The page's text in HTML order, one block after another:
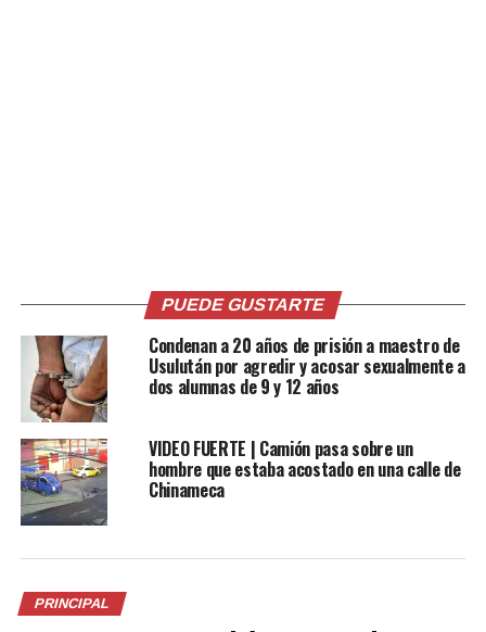
Me gusta esto:
PUEDE GUSTARTE
Condenan a 20 años de prisión a maestro de
Usulután por agredir y acosar sexualmente a
dos alumnas de 9 y 12 años
VIDEO FUERTE | Camión pasa sobre un
hombre que estaba acostado en una calle de
Chinameca
PRINCIPAL